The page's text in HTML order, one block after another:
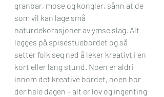
granbar, mose og kongler, sånn at de
som vil kan lage små
naturdekorasjoner av ymse slag. Alt
legges på spisestuebordet og så
setter folk seg ned å leker kreativt i en
kort eller lang stund. Noen er aldri
innom det kreative bordet, noen bor
der hele dagen – alt er lov og ingenting